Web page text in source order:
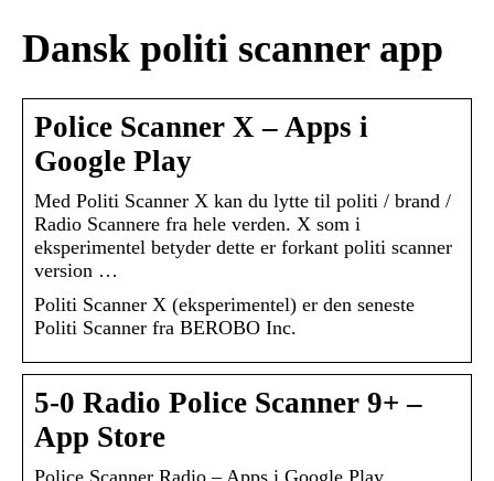
Dansk politi scanner app
Police Scanner X – Apps i
Google Play
Med Politi Scanner X kan du lytte til politi / brand /
Radio Scannere fra hele verden. X som i
eksperimentel betyder dette er forkant politi scanner
version …
Politi Scanner X (eksperimentel) er den seneste
Politi Scanner fra BEROBO Inc.
5-0 Radio Police Scanner 9+ –
App Store